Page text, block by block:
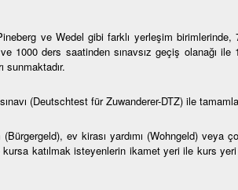
ve Wedel gibi farklı yerleşim birimlerinde,
1000 ders saatinden sınavsız geçiş olanağı ile
sunmaktadır.
(Deutschtest für Zuwanderer-DTZ) ile
ev kirası yardımı (Wohngeld) veya
katılmak isteyenlerin ikamet yeri ile kurs yeri